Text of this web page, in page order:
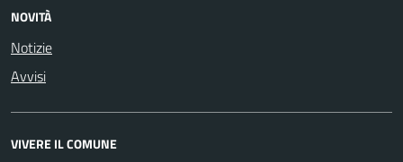
NOVITÀ
Notizie
Avvisi
VIVERE IL COMUNE